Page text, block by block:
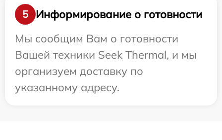
5
Информирование о готовности
Мы сообщим Вам о готовности
Вашей техники Seek Thermal, и мы
организуем доставку по
указанному адресу.